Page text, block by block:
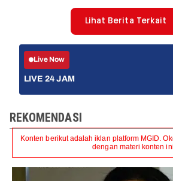
Lihat Berita Terkait
Live Now
LIVE 24 JAM